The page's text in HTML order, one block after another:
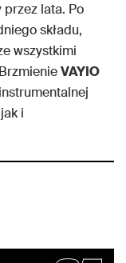
przez lata. Po
składu,
wszystkimi
VAYIO
i